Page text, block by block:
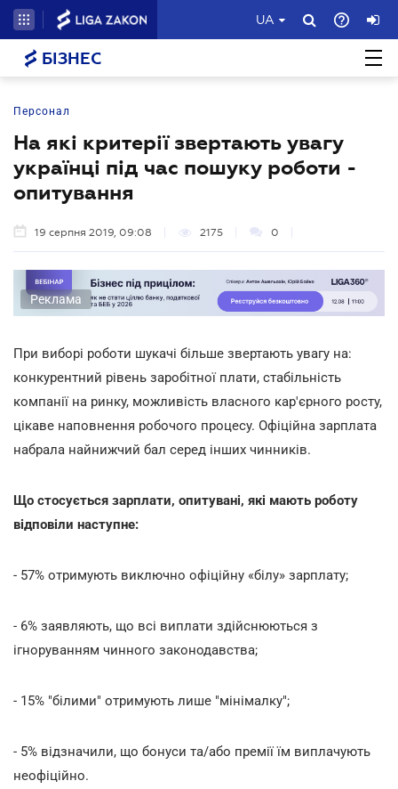
UA
БІЗНЕС
Персонал
На які критерії звертають увагу
українці під час пошуку роботи -
опитування
19 серпня 2019, 09:08 2175 0
Реклама
При виборі роботи шукачі більше звертають увагу на:
конкурентний рівень заробітної плати, стабільність
компанії на ринку, можливість власного кар'єрного росту,
цікаве наповнення робочого процесу. Офіційна зарплата
набрала найнижчий бал серед інших чинників.
Що стосується зарплати, опитувані, які мають роботу
відповіли наступне:
- 57% отримують виключно офіційну «білу» зарплату;
- 6% заявляють, що всі виплати здійснюються з
ігноруванням чинного законодавства;
- 15% "білими" отримують лише "мінімалку";
- 5% відзначили, що бонуси та/або премії їм виплачують
неофіційно.